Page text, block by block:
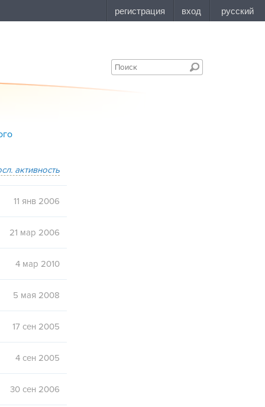
активность
11 янв 2006
21 мар 2006
4 мар 2010
5 мая 2008
17 сен 2005
4 сен 2005
30 сен 2006